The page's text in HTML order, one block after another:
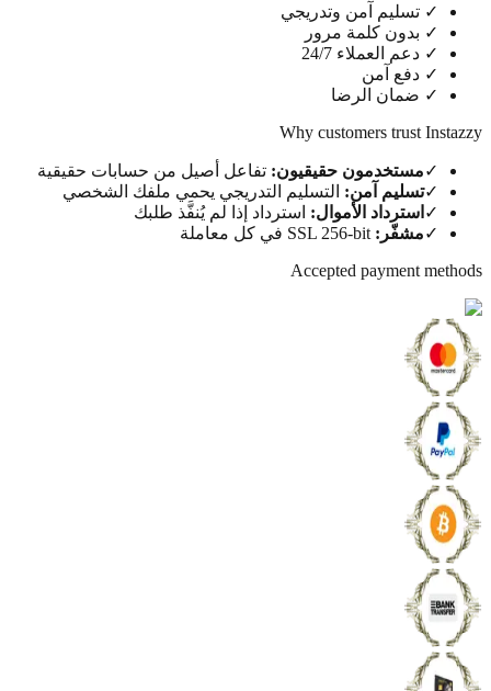
تسليم آمن وتدريجي
بدون كلمة مرور
دعم العملاء 24/7
دفع آمن
ضمان الرضا
Why customers trust
مستخدمون حقيقيون: تفاعل أصيل من حسابات حقيقية
تسليم آمن: التسليم التدريجي يحمي ملفك الشخصي
استرداد الأموال: استرداد إذا لم يُنفَّذ طلبك
مشفّر: SSL 256-bit في كل معاملة
Accepted payment